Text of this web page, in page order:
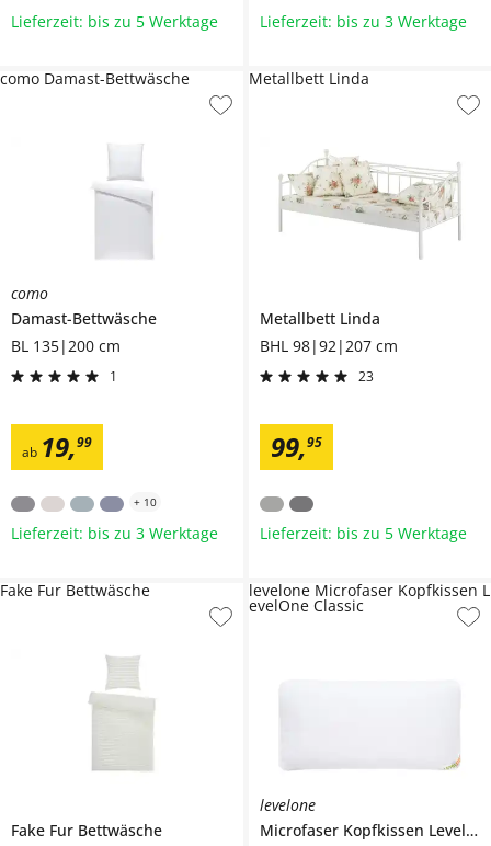
Lieferzeit: bis zu 5 Werktage Lieferzeit: bis zu 3 Werktage
como
Damast-Bettwäsche
BL 135|200 cm
1
ab 19,99
como Damast-Bettwäsche
+ 10
Lieferzeit: bis zu 3 Werktage
Metallbett Linda
BHL 98|92|207 cm
23
99,95
Metallbett Linda
Lieferzeit: bis zu 5 Werktage
Fake Fur Bettwäsche
Fake Fur Bettwäsche
levelone
Microfaser Kopfkissen LevelOne Classic
levelone Microfaser Kopfkissen L
evelOne Classic